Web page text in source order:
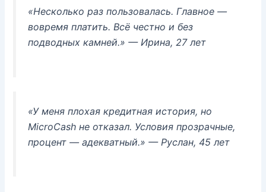
«Несколько раз пользовалась. Главное —
вовремя платить. Всё честно и без
подводных камней.» — Ирина, 27 лет
«У меня плохая кредитная история, но
MicroCash не отказал. Условия прозрачные,
процент — адекватный.» — Руслан, 45 лет